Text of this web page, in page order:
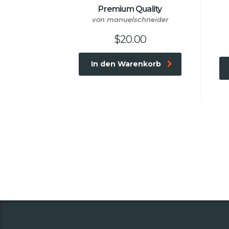
Premium Quality
von manuelschneider
$20.00
In den Warenkorb